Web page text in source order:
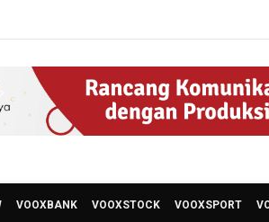
VOOXBANK VOOXSTOCK VOOXSPORT